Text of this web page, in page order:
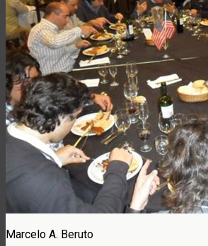
Marcelo A. Beruto